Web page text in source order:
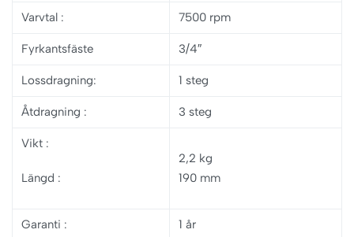
Varvtal : 7500 rpm
Fyrkantsfäste 3/4″
Lossdragning: 1 steg
Åtdragning : 3 steg
Vikt :
Längd :
2,2 kg
190 mm
Garanti : 1 år